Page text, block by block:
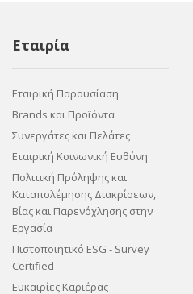
Εταιρία
Εταιρική Παρουσίαση
Brands και Προϊόντα
Συνεργάτες και Πελάτες
Εταιρική Κοινωνική Ευθύνη
Πολιτική Πρόληψης και
Καταπολέμησης Διακρίσεων,
Βίας και Παρενόχλησης στην
Εργασία
Πιστοποιητικό ESG - Survey
Certified
Ευκαιρίες Καριέρας